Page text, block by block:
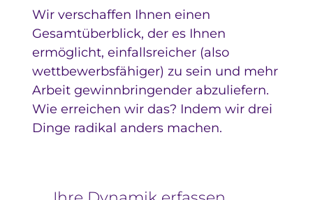
Wir verschaffen Ihnen einen
Gesamtüberblick, der es Ihnen
ermöglicht, einfallsreicher (also
wettbewerbsfähiger) zu sein und mehr
Arbeit gewinnbringender abzuliefern.
Wie erreichen wir das? Indem wir drei
Dinge radikal anders machen.